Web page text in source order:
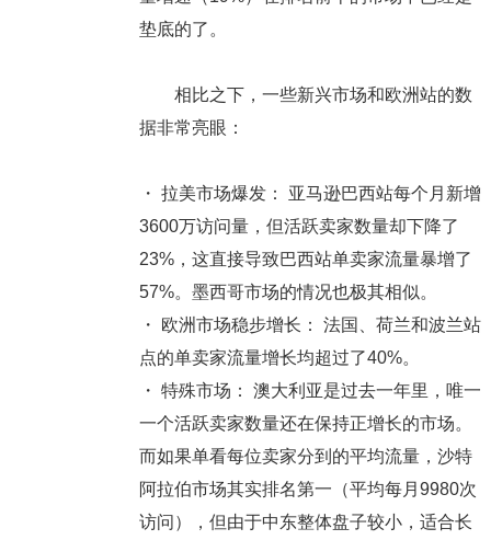
垫底的了。
相比之下，一些新兴市场和欧洲站的数
据非常亮眼：
・ 拉美市场爆发：
亚马逊巴西站每个月新增
3600万访问量，但活跃卖家数量却下降了
23%，这直接导致巴西站单卖家流量暴增了
57%。墨西哥市场的情况也极其相似。
・
欧洲市场稳步增长：
法国、荷兰和波兰站
点的单卖家流量增长均超过了40%。
・ 特殊市场：
澳大利亚是过去一年里，唯一
一个活跃卖家数量还在保持正增长的市场。
而如果单看每位卖家分到的平均流量，沙特
阿拉伯市场其实排名第一（平均每月9980次
访问），但由于中东整体盘子较小，适合长